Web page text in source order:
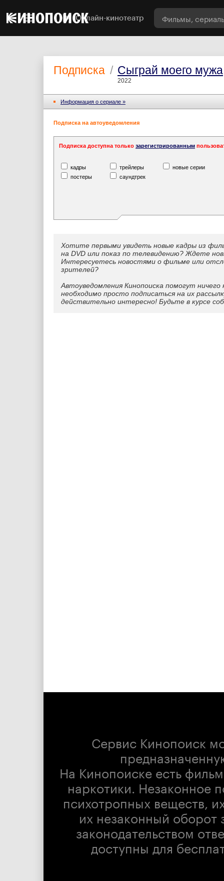
Онлайн-кинотеатр
Подписка / Сыграй моего мужа
2022
Информация o сериале »
Подписка на автоуведомления
Подписка доступна только зарегистрированным
кадры трейлеры
новые серии
постеры
саундтрек
Хотите первыми увидеть новые кадры из
на DVD или показ по телевидению? Ждете
Интересуетесь новостями о фильме или
зрителей?
Автоуведомления Кинопоиска помогут
необходимо просто подписаться на их
действительно интересно! Будьте в курсе
Сервис Кинопоиск
На Кинопоиске есть
наркотики. Незаконное
психотропных веществ,
их незаконный оборот
законодательством
доступны для